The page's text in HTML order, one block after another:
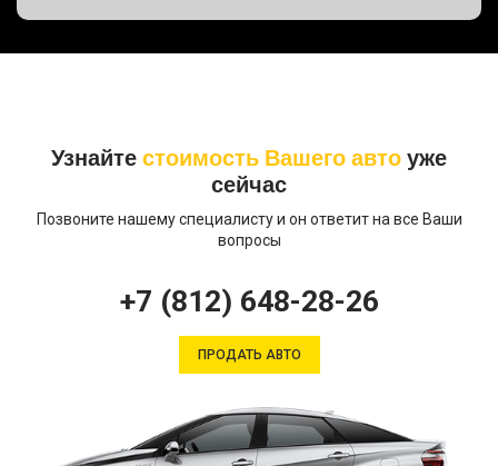
Узнайтестоимость Вашего автоуже
сейчас
Позвоните нашему специалисту и он ответит на все Ваши
вопросы
+7 (812) 648-28-26
ПРОДАТЬ АВТО